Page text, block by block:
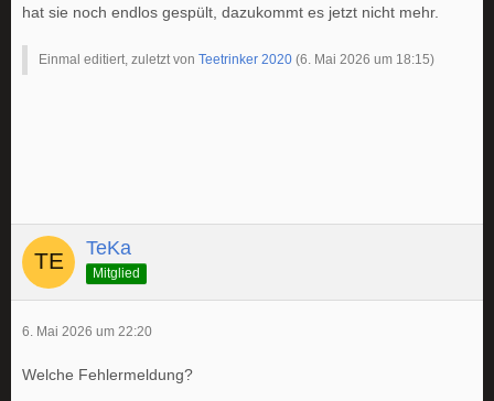
hat sie noch endlos gespült, dazukommt es jetzt nicht mehr.
Einmal editiert, zuletzt von Teetrinker 2020 (6. Mai 2026 um 18:15)
TeKa
Mitglied
6. Mai 2026 um 22:20
Welche Fehlermeldung?